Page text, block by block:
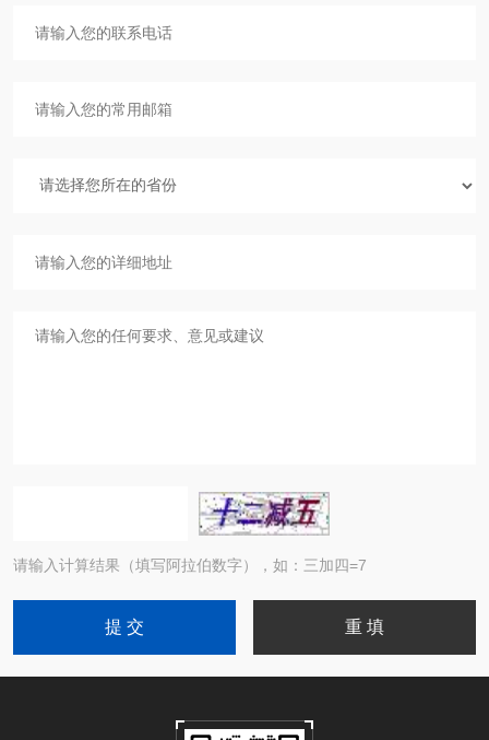
请输入计算结果（填写阿拉伯数字），如：三加四=7